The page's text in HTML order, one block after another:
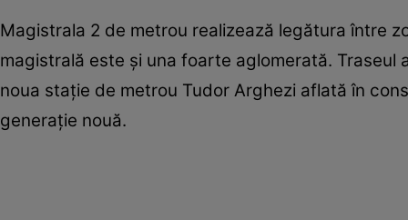
Magistrala 2 de metrou realizează legătura între
magistrală este și una foarte aglomerată. Traseul
noua stație de metrou Tudor Arghezi aflată în
generație nouă.